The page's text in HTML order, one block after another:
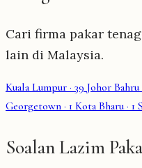
Cari firma pakar
lain di Malaysia.
Kuala Lumpur · 39 Johor Bahru
Georgetown · 1 Kota Bharu · 1
Soalan Lazim